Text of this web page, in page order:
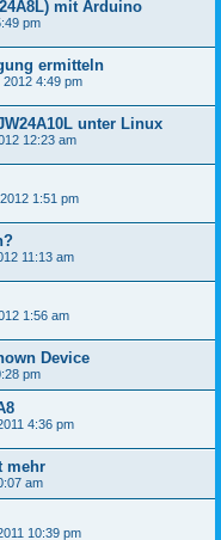
mit Arduino
pm
ermitteln
2012 4:49 pm
unter Linux
12:23 am
1:51 pm
11:13 am
1:56 am
Device
pm
4:36 pm
mehr
am
10:39 pm